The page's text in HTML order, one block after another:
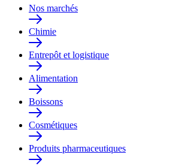
Nos marchés
Chimie
Entrepôt et logistique
Alimentation
Boissons
Cosmétiques
Produits pharmaceutiques